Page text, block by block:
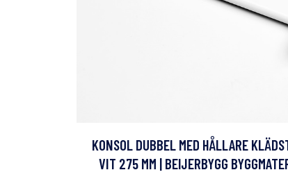
KONSOL DUBBEL MED HÅLLARE
VIT 275 MM | BEIJERBYGG